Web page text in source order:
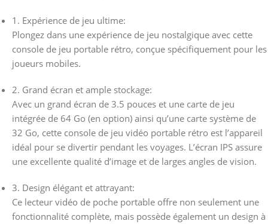
1. Expérience de jeu ultime:
Plongez dans une expérience de jeu nostalgique avec cette
console de jeu portable rétro, conçue spécifiquement pour les
joueurs mobiles.
2. Grand écran et ample stockage:
Avec un grand écran de 3.5 pouces et une carte de jeu
intégrée de 64 Go (en option) ainsi qu’une carte système de
32 Go, cette console de jeu vidéo portable rétro est l’appareil
idéal pour se divertir pendant les voyages. L’écran IPS assure
une excellente qualité d’image et de larges angles de vision.
3. Design élégant et attrayant:
Ce lecteur vidéo de poche portable offre non seulement une
fonctionnalité complète, mais possède également un design à